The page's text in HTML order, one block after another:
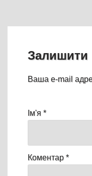
Залишити
Ваша e-mail
Ім'я *
Коментар *